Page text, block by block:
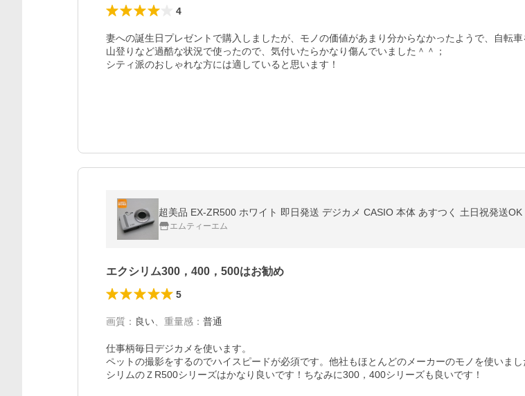
4
妻への誕生日プレゼントで購入しましたが、モノの価値があまり分からなかったようで、自転
山登りなど過酷な状況で使ったので、気付いたらかなり傷んでいました＾＾；
シティ派のおしゃれな方には適していると思います！
超美品 EX-ZR500 ホワイト 即日発送 デジカメ CASIO 本体 あすつく 土日祝発送OK
エムティーエム
エクシリム300，400，500はお勧め
5
画質 ： 良い 重量感 ： 普通
仕事柄毎日デジカメを使います。
ペットの撮影をするのでハイスピードが必須です。他社もほとんどのメーカーのモノを使いまし
シリムのＺR500シリーズはかなり良いです！ちなみに300，400シリーズも良いです！